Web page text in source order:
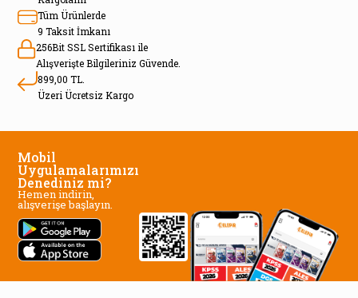
Tüm Ürünlerde
9 Taksit İmkanı
256Bit SSL Sertifikası ile
Alışverişte Bilgileriniz Güvende.
899,00 TL.
Üzeri Ücretsiz Kargo
Mobil
Uygulamalarımızı
Denediniz mi?
Hemen indirin,
alışverişe başlayın.